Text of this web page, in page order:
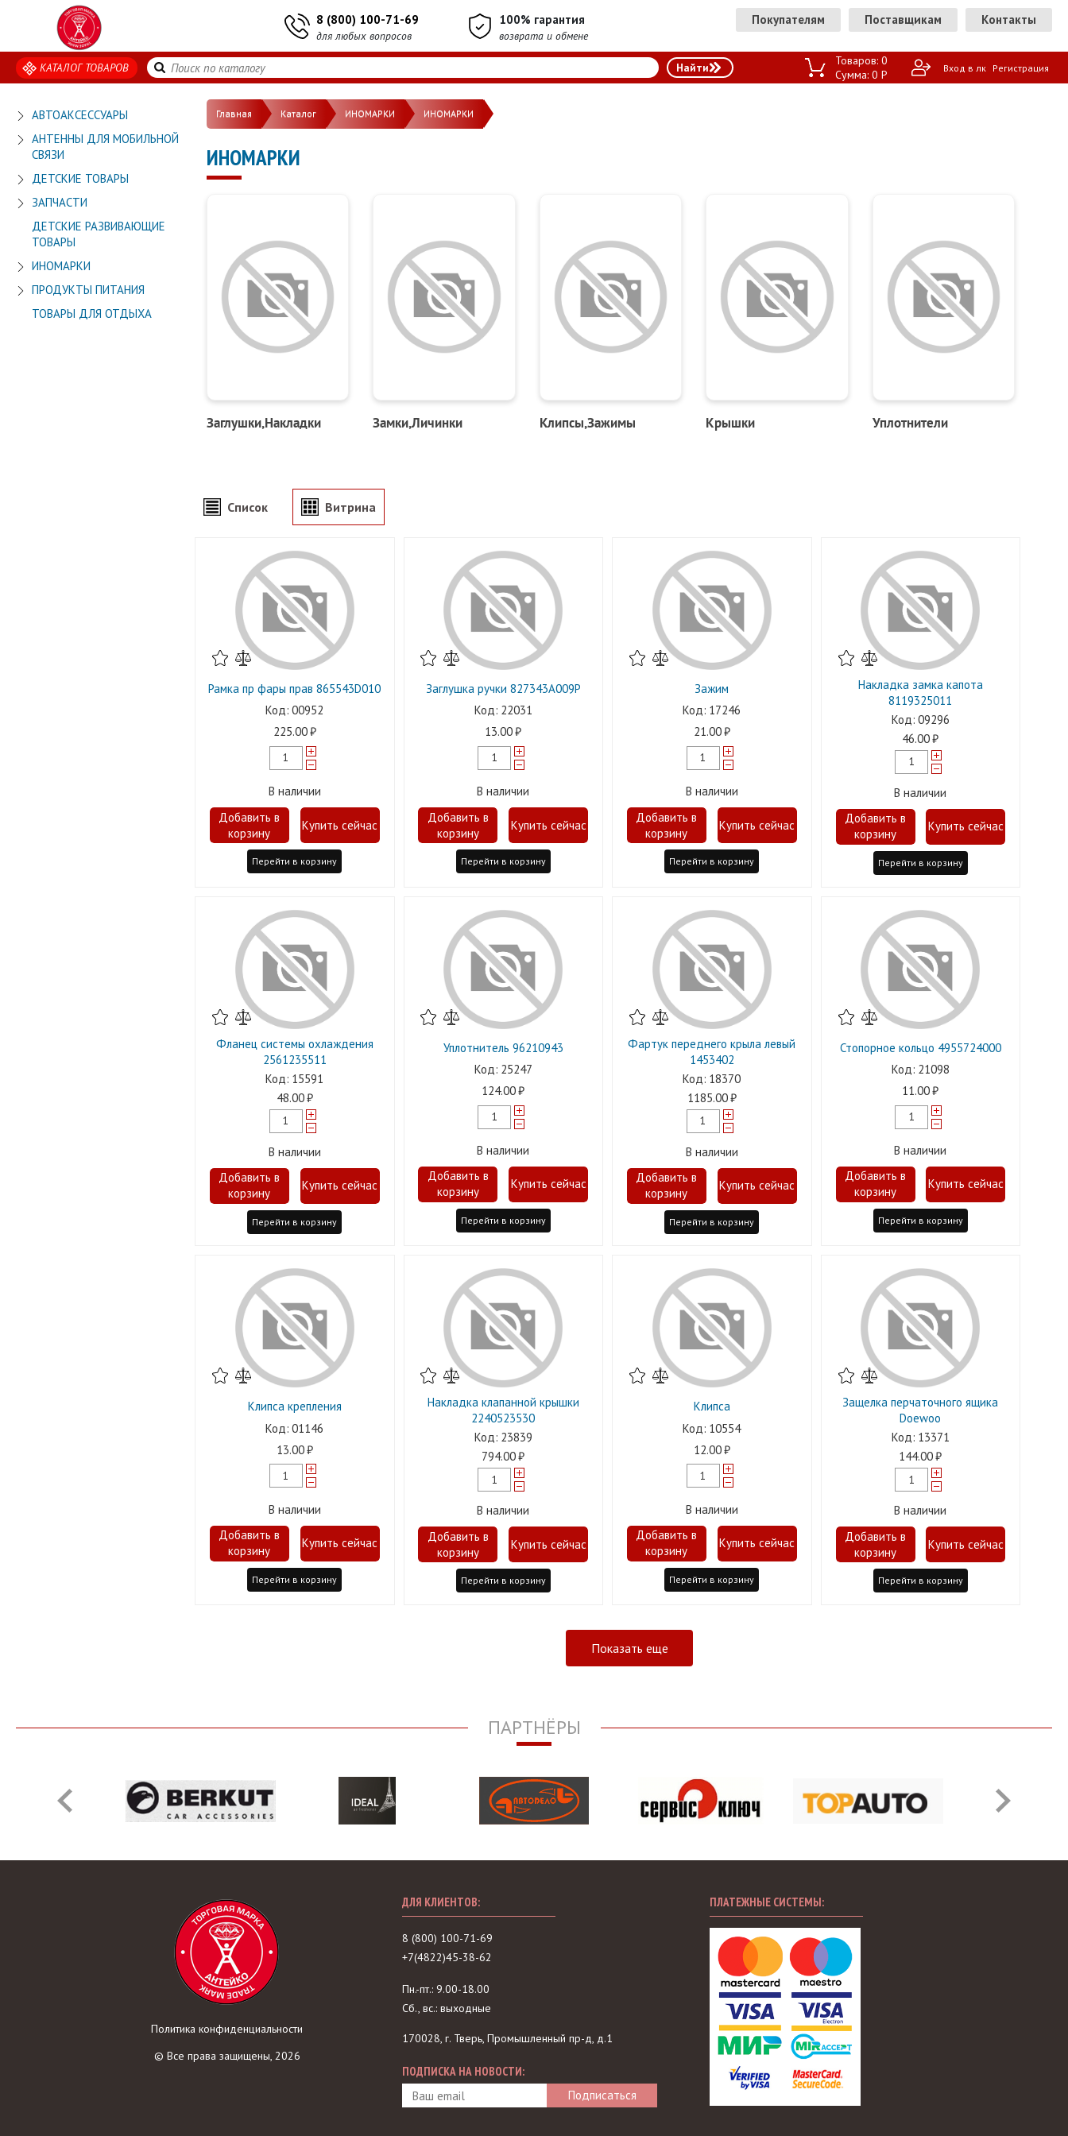
8 (800) 100-71-69
для любых вопросов
100% гарантия
возврата и обмене
Покупателям Поставщикам Контакты
КАТАЛОГ ТОВАРОВ Товаров: 0
Сумма: 0 P Вход в лк Регистрация
АВТОАКСЕССУАРЫ
АНТЕННЫ ДЛЯ МОБИЛЬНОЙ
СВЯЗИ
ДЕТСКИЕ ТОВАРЫ
ЗАПЧАСТИ
ДЕТСКИЕ РАЗВИВАЮЩИЕ
ТОВАРЫ
ИНОМАРКИ
ПРОДУКТЫ ПИТАНИЯ
ТОВАРЫ ДЛЯ ОТДЫХА
Главная Каталог ИНОМАРКИ ИНОМАРКИ
ИНОМАРКИ
Заглушки,Накладки Замки,Личинки Клипсы,Зажимы Крышки Уплотнители
Список Витрина
Рамка пр фары прав 865543D010
00952
225.00
В наличии
Перейти в корзину
Заглушка ручки 827343A009P
22031
13.00
В наличии
Перейти в корзину
Зажим
17246
21.00
В наличии
Перейти в корзину
Накладка замка капота
8119325011
09296
46.00
В наличии
Перейти в корзину
Фланец системы охлаждения
2561235511
15591
48.00
В наличии
Перейти в корзину
Уплотнитель 96210943
25247
124.00
В наличии
Перейти в корзину
Фартук переднего крыла левый
1453402
18370
1185.00
В наличии
Перейти в корзину
Стопорное кольцо 4955724000
21098
11.00
В наличии
Перейти в корзину
Клипса крепления
01146
13.00
В наличии
Перейти в корзину
Накладка клапанной крышки
2240523530
23839
794.00
В наличии
Перейти в корзину
Клипса
10554
12.00
В наличии
Перейти в корзину
Защелка перчаточного ящика
Doewoo
13371
144.00
В наличии
Перейти в корзину
Показать еще
ПАРТНЁРЫ
Политика конфиденциальности
© Все права защищены, 2026
ДЛЯ КЛИЕНТОВ:
8 (800) 100-71-69
+7(4822)45-38-62
Пн.-пт.: 9.00-18.00
Сб., вс.: выходные
170028, г. Тверь, Промышленный пр-д, д.1
ПОДПИСКА НА НОВОСТИ:
ПЛАТЕЖНЫЕ СИСТЕМЫ: